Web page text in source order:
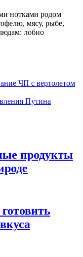
нотками родом
мясу, рыбе,
лобио
ЧП с вертолетом
Путина
продукты